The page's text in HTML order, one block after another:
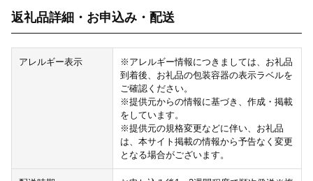
返礼品詳細・お申込み・配送
アレルギー表示
※アレルギー情報につきましては、お礼品
到着後、お礼品の包装容器の表示ラベルを
ご確認ください。
※提供元からの情報に基づき、作成・掲載
をしています。
※提供元の規格変更などに伴い、お礼品
は、本サイト掲載の情報から予告なく変更
となる場合がございます。